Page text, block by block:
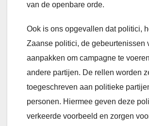
van de openbare orde.
Ook is ons opgevallen dat politici,
Zaanse politici, de gebeurtenissen
aanpakken om campagne te
andere partijen. De rellen worden
toegeschreven aan politieke
personen. Hiermee geven deze
verkeerde voorbeeld en zorgen